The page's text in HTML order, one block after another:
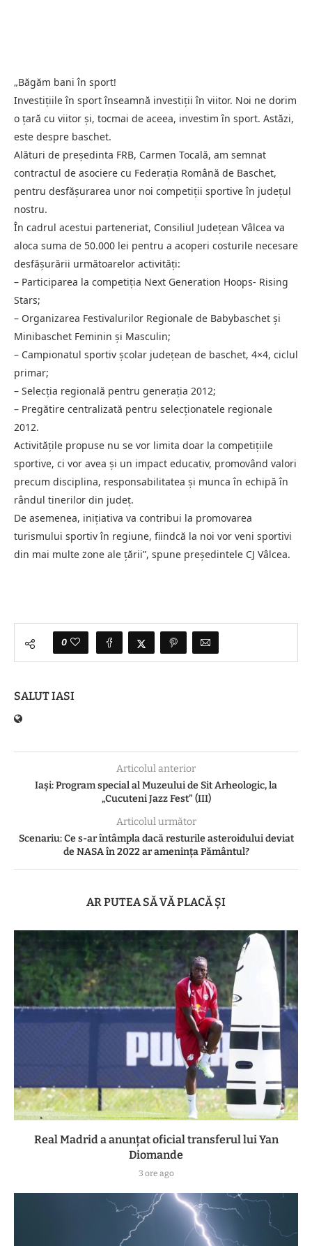
„Băgăm bani în sport!
Investițiile în sport înseamnă investiții în viitor. Noi ne dorim
o țară cu viitor și, tocmai de aceea, investim în sport. Astăzi,
este despre baschet.
Alături de președinta FRB, Carmen Tocală, am semnat
contractul de asociere cu Federația Română de Baschet,
pentru desfășurarea unor noi competiții sportive în județul
nostru.
În cadrul acestui parteneriat, Consiliul Județean Vâlcea va
aloca suma de 50.000 lei pentru a acoperi costurile necesare
desfășurării următoarelor activități:
– Participarea la competiția Next Generation Hoops- Rising
Stars;
– Organizarea Festivalurilor Regionale de Babybaschet și
Minibaschet Feminin și Masculin;
– Campionatul sportiv școlar județean de baschet, 4×4, ciclul
primar;
– Selecția regională pentru generația 2012;
– Pregătire centralizată pentru selecționatele regionale
2012.
Activitățile propuse nu se vor limita doar la competițiile
sportive, ci vor avea și un impact educativ, promovând valori
precum disciplina, responsabilitatea și munca în echipă în
rândul tinerilor din județ.
De asemenea, inițiativa va contribui la promovarea
turismului sportiv în regiune, fiindcă la noi vor veni sportivi
din mai multe zone ale țării”, spune președintele CJ Vâlcea.
0
SALUT IASI
Articolul anterior
Iași: Program special al Muzeului de Sit Arheologic, la
„Cucuteni Jazz Fest” (III)
Articolul următor
Scenariu: Ce s-ar întâmpla dacă resturile asteroidului deviat
de NASA în 2022 ar amenința Pământul?
AR PUTEA SĂ VĂ PLACĂ ȘI
Real Madrid a anunțat oficial transferul lui Yan
Diomande
3 ore ago